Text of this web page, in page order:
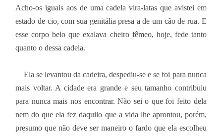
Acho-os iguais aos de uma cadela vira-latas que avistei em
estado de cio, com sua genitália presa a de um cão de rua. E
esse corpo belo que exalava cheiro fêmeo, hoje, fede tanto
quanto o dessa cadela.
Ela se levantou da cadeira, despediu-se e se foi para nunca
mais voltar. A cidade era grande e seu tamanho contribuiu
para nunca mais nos encontrar. Não sei o que foi feito dela
nem do que ela fez daquilo que a vida lhe aprontou, porém,
presumo que não deve ser maneiro o fardo que ela escolheu